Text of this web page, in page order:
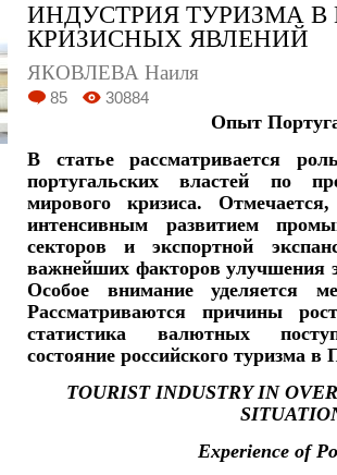
ИНДУСТРИЯ ТУРИЗМА
КРИЗИСНЫХ ЯВЛЕНИЙ
ЯКОВЛЕВА Наиля
85 30884
Опыт
В статье рассматривается
португальских властей по
мирового кризиса.
интенсивным развитием
секторов и экспортной
важнейших факторов улучшения
Особое внимание уделяется
Рассматриваются причины
статистика валютных
состояние российского туризма в
TOURIST INDUSTRY IN
Experience of